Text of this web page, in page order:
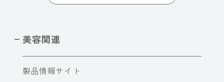
美容関連
製品情報サイト